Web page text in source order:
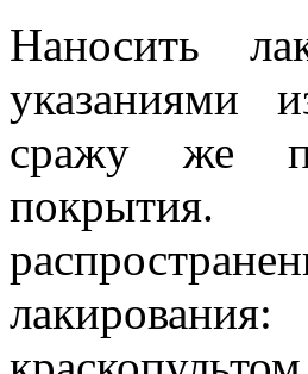
Наносить
указаниями
сражу же